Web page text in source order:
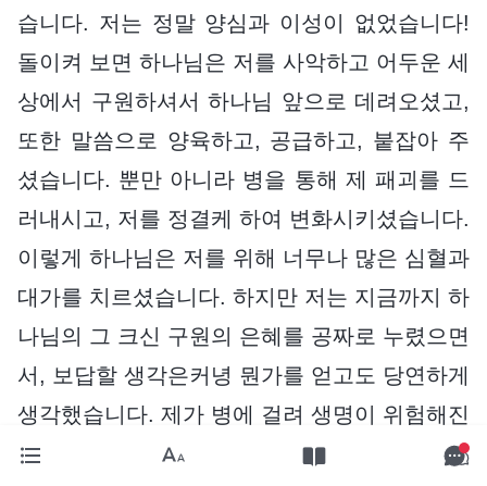
습니다. 저는 정말 양심과 이성이 없었습니다!
돌이켜 보면 하나님은 저를 사악하고 어두운 세
상에서 구원하셔서 하나님 앞으로 데려오셨고,
또한 말씀으로 양육하고, 공급하고, 붙잡아 주
셨습니다. 뿐만 아니라 병을 통해 제 패괴를 드
러내시고, 저를 정결케 하여 변화시키셨습니다.
이렇게 하나님은 저를 위해 너무나 많은 심혈과
대가를 치르셨습니다. 하지만 저는 지금까지 하
나님의 그 크신 구원의 은혜를 공짜로 누렸으면
서, 보답할 생각은커녕 뭔가를 얻고도 당연하게
생각했습니다. 제가 병에 걸려 생명이 위험해진
사실을 안 순간, 당장 하나님께 정색하며 따지